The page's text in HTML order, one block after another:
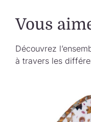
Vous
Découvrez
à travers les